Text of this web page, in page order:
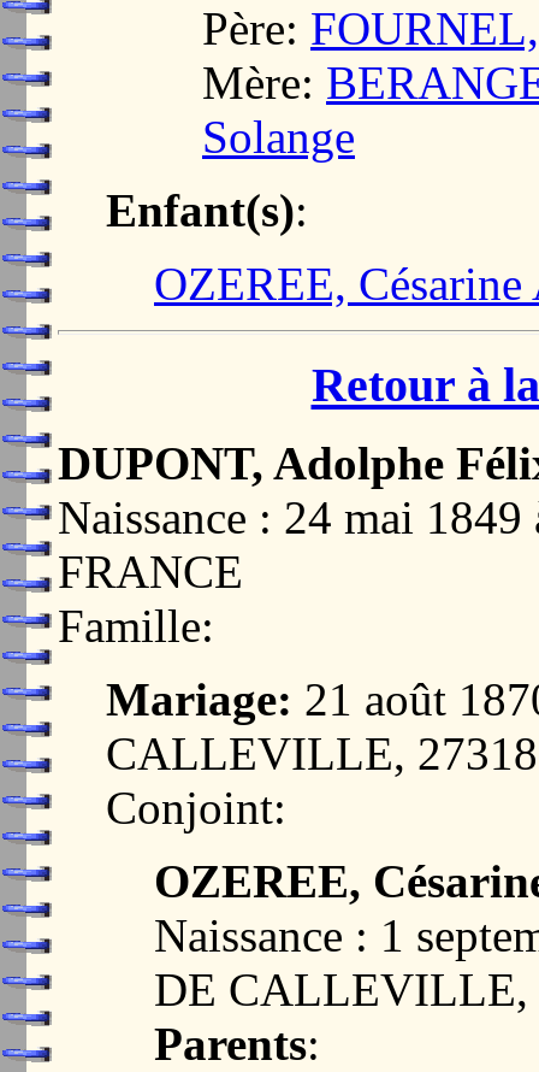
Père:
Mère:
Solange
Enfant(s):
OZEREE, Césarine
Retour à
DUPONT, Adolphe
Naissance : 24 mai
FRANCE
Famille:
Mariage: 21 août
CALLEVILLE,
Conjoint:
OZEREE,
Naissance : 1
DE CALLEVILLE,
Parents: